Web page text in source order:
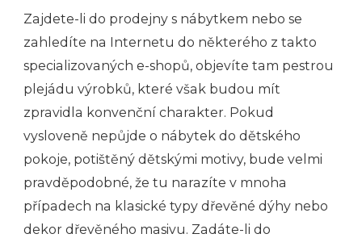
Zajdete-li do prodejny s nábytkem nebo se
zahledíte na Internetu do některého z takto
specializovaných e-shopů, objevíte tam pestrou
plejádu výrobků, které však budou mít
zpravidla konvenční charakter. Pokud
vysloveně nepůjde o nábytek do dětského
pokoje, potištěný dětskými motivy, bude velmi
pravděpodobné, že tu narazíte v mnoha
případech na klasické typy dřevěné dýhy nebo
dekor dřevěného masivu. Zadáte-li do